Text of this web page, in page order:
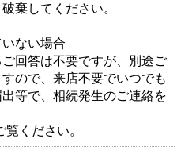
棄してください。
ない場合
回答は不要ですが、別途ご
ので、来店不要でいつでも
等で、相続発生のご連絡を
覧ください。